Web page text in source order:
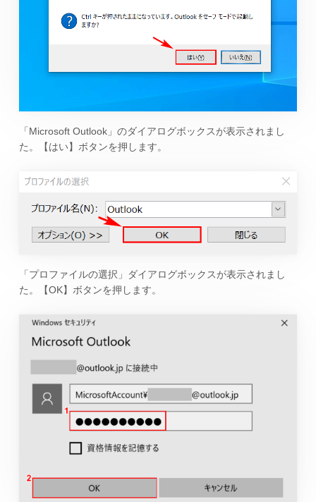
「Microsoft Outlook」のダイアログボックスが表示されまし
た。【はい】ボタンを押します。
「プロファイルの選択」ダイアログボックスが表示されまし
た。【OK】ボタンを押します。